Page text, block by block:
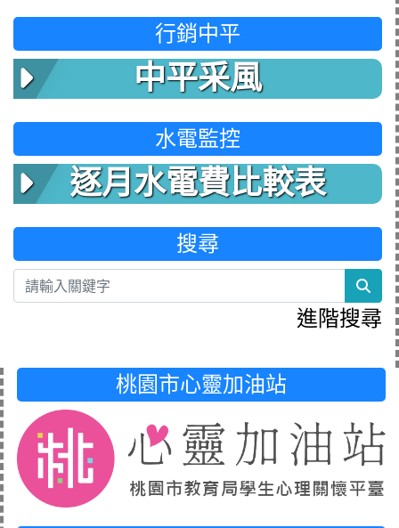
行銷中平
中平采風
水電監控
逐月水電費比較表
搜尋
進階搜尋
桃園市心靈加油站